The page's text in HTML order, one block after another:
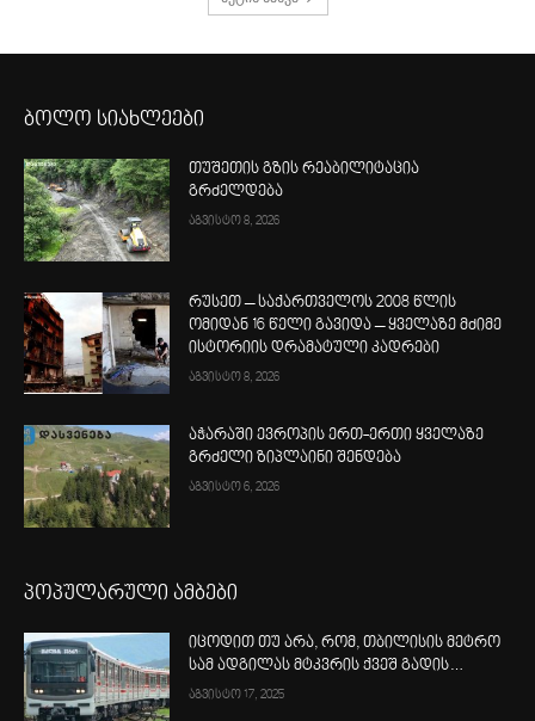
ბოლო სიახლეები
თუშეთის გზის რეაბილიტაცია
გრძელდება
აგვისტო 8, 2026
რუსეთ – საქართველოს 2008 წლის
ომიდან 16 წელი გავიდა – ყველაზე მძიმე
ისტორიის დრამატული კადრები
აგვისტო 8, 2026
აჭარაში ევროპის ერთ-ერთი ყველაზე
გრძელი ზიპლაინი შენდება
აგვისტო 6, 2026
პოპულარული ამბები
იცოდით თუ არა, რომ, თბილისის მეტრო
სამ ადგილას მტკვრის ქვეშ გადის…
აგვისტო 17, 2025